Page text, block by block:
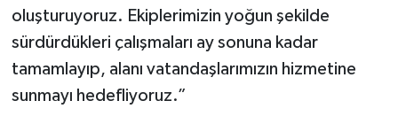
oluşturuyoruz. Ekiplerimizin yoğun şekilde
sürdürdükleri çalışmaları ay sonuna kadar
tamamlayıp, alanı vatandaşlarımızın hizmetine
sunmayı hedefliyoruz.”